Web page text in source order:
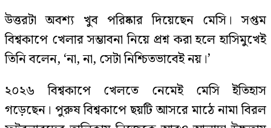
উত্তরটা অবশ্য খুব পরিষ্কার দিয়েছেন মেসি। সপ্তম
বিশ্বকাপে খেলার সম্ভাবনা নিয়ে প্রশ্ন করা হলে হাসিমুখেই
তিনি বলেন, ‘না, না, সেটা নিশ্চিতভাবেই নয়।’
২০২৬ বিশ্বকাপে খেলতে নেমেই মেসি ইতিহাস
গড়েছেন। পুরুষ বিশ্বকাপে ছয়টি আসরে মাঠে নামা বিরল